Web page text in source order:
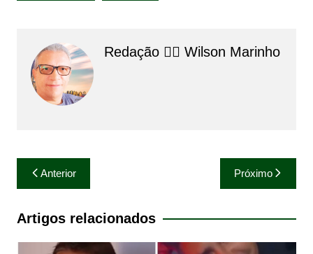
Redação 👨‍⚖️​ Wilson Marinho
Navegação
de
Post
Anterior Próximo
Artigos relacionados